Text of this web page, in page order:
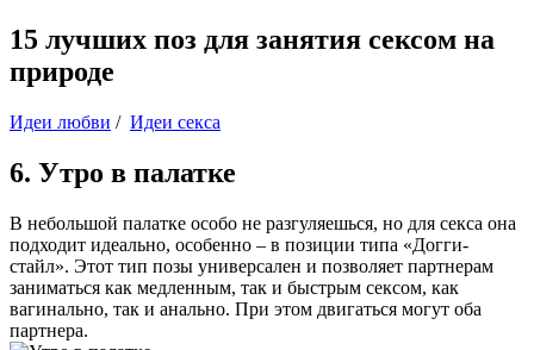
15 лучших поз для занятия сексом на
природе
Идеи любви / Идеи секса
6. Утро в палатке
В небольшой палатке особо не разгуляешься, но для секса она
подходит идеально, особенно – в позиции типа «Догги-
стайл». Этот тип позы универсален и позволяет партнерам
заниматься как медленным, так и быстрым сексом, как
вагинально, так и анально. При этом двигаться могут оба
партнера.